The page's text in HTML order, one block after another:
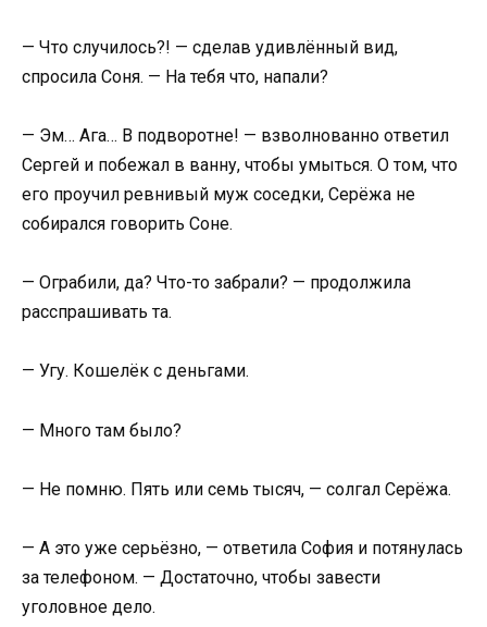
— Что случилось?! — сделав удивлённый вид,
спросила Соня. — На тебя что, напали?
— Эм… Ага… В подворотне! — взволнованно ответил
Сергей и побежал в ванну, чтобы умыться. О том, что
его проучил ревнивый муж соседки, Серёжа не
собирался говорить Соне.
— Ограбили, да? Что-то забрали? — продолжила
расспрашивать та.
— Угу. Кошелёк с деньгами.
— Много там было?
— Не помню. Пять или семь тысяч, — солгал Серёжа.
— А это уже серьёзно, — ответила София и потянулась
за телефоном. — Достаточно, чтобы завести
уголовное дело.